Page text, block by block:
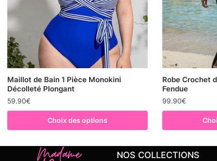
Maillot de Bain 1 Pièce Monokini
Décolleté Plongant
59.90€
Choix des options
Robe Crochet
Fendue
99.90€
NOS COLLECTIONS